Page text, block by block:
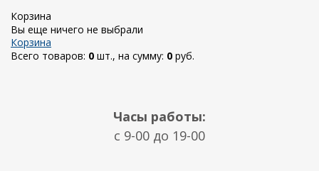
Корзина
Вы еще ничего не выбрали
Корзина
Всего товаров: 0 шт., на сумму: 0 руб.
Часы работы:
c 9-00 до 19-00